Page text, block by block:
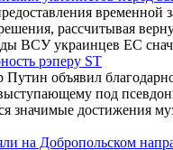
временной
рассчитывая
ВСУ украинцев ЕС
рэперу ST
объявил
под
значимые достижения
на Добропольском